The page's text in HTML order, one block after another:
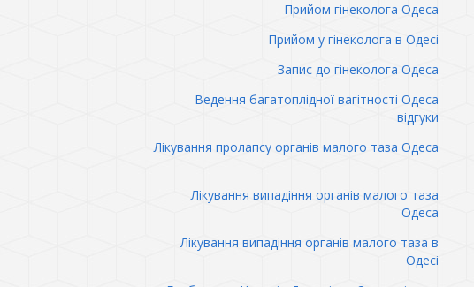
Прийом гінеколога Одеса
Прийом у гінеколога в Одесі
Запис до гінеколога Одеса
Ведення багатоплідної вагітності Одеса
відгуки
Лікування пролапсу органів малого таза Одеса
Лікування випадіння органів малого таза
Одеса
Лікування випадіння органів малого таза в
Одесі